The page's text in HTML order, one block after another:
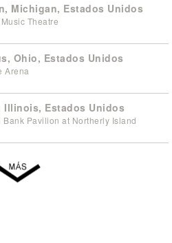
Michigan, Estados Unidos
Theatre
Ohio, Estados Unidos
Arena
Illinois, Estados Unidos
Bank Pavilion at Northerly Island